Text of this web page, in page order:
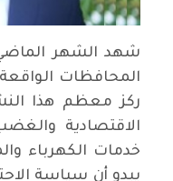
شهد الشهر
المحافظات
ركز معظم هذا
الاقتصادية
خدمات الكهرباء
يبدو أن سياسة